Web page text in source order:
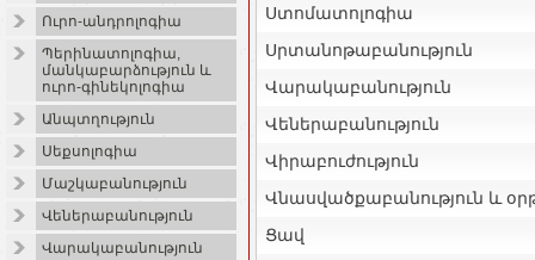
Ուրո-անդրոլոգիա
Պերինատոլոգիա,
մանկաբարձություն և
ուրո-գինեկոլոգիա
Անպտղություն
Սեքսոլոգիա
Մաշկաբանություն
Վեներաբանություն
Վարակաբանություն
Ստոմատոլոգիա
Սրտանոթաբանություն
Վարակաբանություն
Վեներաբանություն
Վիրաբուժություն
Վնասվածքաբանություն և
Ցավ